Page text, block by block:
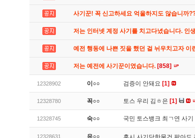
사기꾼! 꼭 신고하세요 억울하지도 않습니까
저는 인터넷 계정 사기를 치고다녔습니다. 인
예전 행동에 나쁜 짓을 했던 걸 뉘우치고자 이
저는 예전에 사기꾼이였습니다. [858]
12328902 이○○ 검증이 안돼요 [1]
12328780 꼭○○ 토스 우리 김ㅎ은 [1]
12328745 숙○○ 국민 토스뱅크 최ㄱ연 사기
12328631 유○○